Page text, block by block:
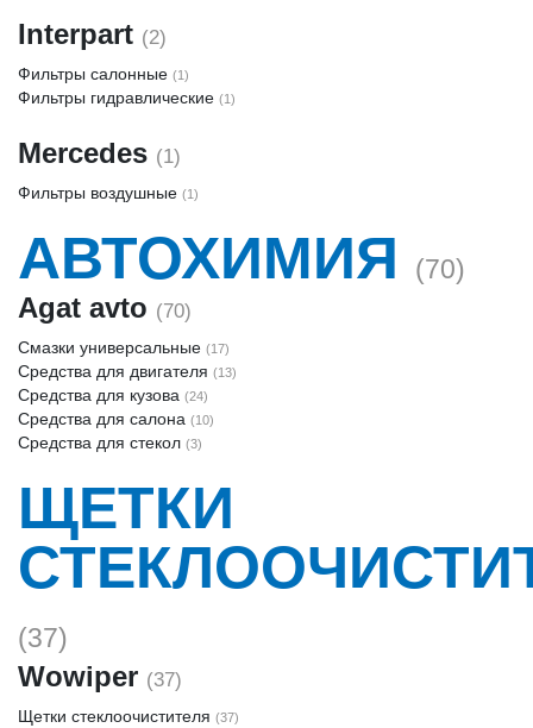
Interpart (2)
Фильтры салонные (1)
Фильтры гидравлические (1)
Mercedes (1)
Фильтры воздушные (1)
АВТОХИМИЯ (70)
Agat avto (70)
Смазки универсальные (17)
Средства для двигателя (13)
Средства для кузова (24)
Средства для салона (10)
Средства для стекол (3)
ЩЕТКИ
(37)
Wowiper (37)
Щетки стеклоочистителя (37)